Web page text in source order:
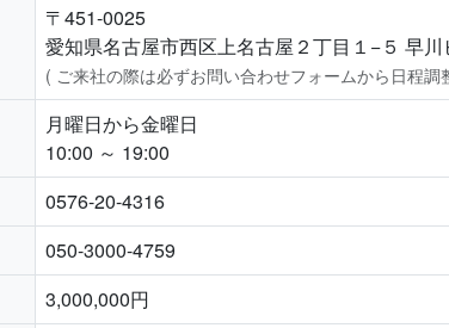
〒451-0025
愛知県名古屋市西区上名古屋２丁目１−５ 早
( ご来社の際は必ずお問い合わせフォームから日程調
月曜日から金曜日
10:00 ～ 19:00
0576-20-4316
050-3000-4759
3,000,000円